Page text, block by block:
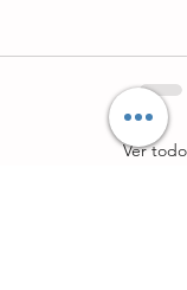
Ver todo